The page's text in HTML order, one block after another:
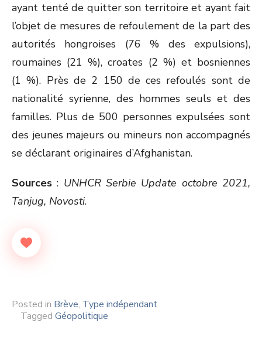
ayant tenté de quitter son territoire et ayant fait
l’objet de mesures de refoulement de la part des
autorités hongroises (76 % des expulsions),
roumaines (21 %), croates (2 %) et bosniennes
(1 %). Près de 2 150 de ces refoulés sont de
nationalité syrienne, des hommes seuls et des
familles. Plus de 500 personnes expulsées sont
des jeunes majeurs ou mineurs non accompagnés
se déclarant originaires d’Afghanistan.
Sources : UNHCR Serbie Update octobre 2021,
Tanjug, Novosti.
Posted in Brève, Type indépendant
Tagged Géopolitique